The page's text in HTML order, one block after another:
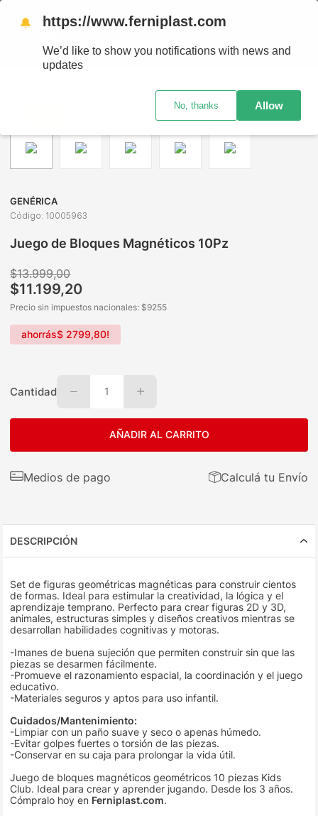
GENÉRICA
Código: 10005963
Juego de Bloques Magnéticos 10Pz
$13.999,00
$11.199,20
Precio sin impuestos nacionales: $9255
ahorrás$ 2799,80!
Cantidad 1
AÑADIR AL CARRITO
Medios de pago Calculá tu Envío
DESCRIPCIÓN
Set de figuras geométricas magnéticas para construir cientos
de formas. Ideal para estimular la creatividad, la lógica y el
aprendizaje temprano. Perfecto para crear figuras 2D y 3D,
animales, estructuras simples y diseños creativos mientras se
desarrollan habilidades cognitivas y motoras.
-Imanes de buena sujeción que permiten construir sin que las
piezas se desarmen fácilmente.
-Promueve el razonamiento espacial, la coordinación y el juego
educativo.
-Materiales seguros y aptos para uso infantil.
Cuidados/Mantenimiento:
-Limpiar con un paño suave y seco o apenas húmedo.
-Evitar golpes fuertes o torsión de las piezas.
-Conservar en su caja para prolongar la vida útil.
Juego de bloques magnéticos geométricos 10 piezas Kids
Club. Ideal para crear y aprender jugando. Desde los 3 años.
Cómpralo hoy en Ferniplast.com.
🔔 https://www.ferniplast.com
We’d like to show you notifications with news and
updates
No, thanks Allow